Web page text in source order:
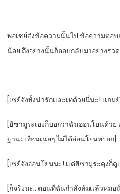
พอเซย์ส่งข้อความนั้นไป​ ข้อความตอบ
น้อย​ ถึงอย่างนั้นก็ตอบกลับมาอย่างรวด
[เซย์จังทั้งน่ารักเเละเท่ด้วยนี่นะ!​ เเถม
[ฮิซามูระเองก็บอกว่าฉันอ่อนโยนด้วย​
ฐานะเพื่อนเฉยๆ​ ไม่ได้อ่อนโยนหรอก]
[เซย์จังอ่อนโยนนะ!​ เเต่ฮิซามูระคุงก็
[ก็จริงนะ.. ​ตอนที่ฉันกําลังล้มเเล้วหม